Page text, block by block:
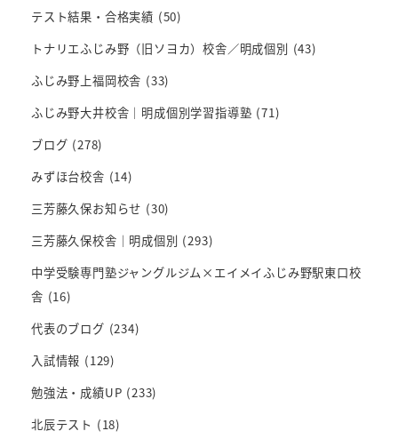
テスト結果・合格実績 (50)
トナリエふじみ野（旧ソヨカ）校舎／明成個別 (43)
ふじみ野上福岡校舎 (33)
ふじみ野大井校舎｜明成個別学習指導塾 (71)
ブログ (278)
みずほ台校舎 (14)
三芳藤久保お知らせ (30)
三芳藤久保校舎｜明成個別 (293)
中学受験専門塾ジャングルジム×エイメイふじみ野駅東口校
舎 (16)
代表のブログ (234)
入試情報 (129)
勉強法・成績UP (233)
北辰テスト (18)